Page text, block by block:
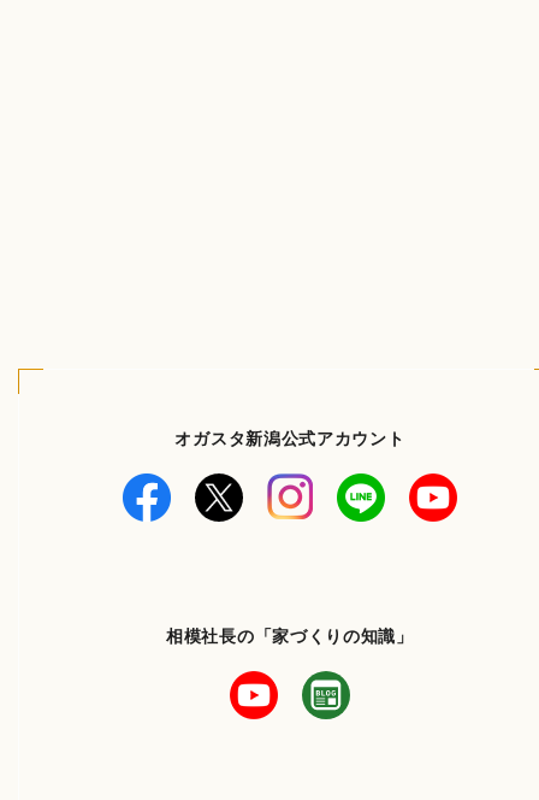
オガスタ新潟公式アカウント
相模社長の「家づくりの知識」